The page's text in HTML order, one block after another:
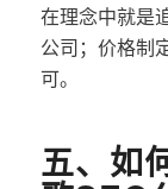
在理念中就是
公司；价格制
可。
五、如